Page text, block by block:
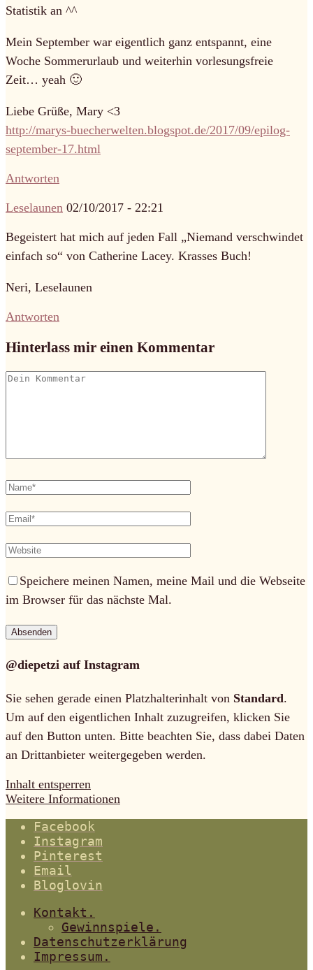
Statistik an ^^
Mein September war eigentlich ganz entspannt, eine
Woche Sommerurlaub und weiterhin vorlesungsfreie
Zeit… yeah 🙂
Liebe Grüße, Mary <3
http://marys-buecherwelten.blogspot.de/2017/09/epilog-
september-17.html
Antworten
Leselaunen 02/10/2017 - 22:21
Begeistert hat mich auf jeden Fall „Niemand verschwindet
einfach so“ von Catherine Lacey. Krasses Buch!
Neri, Leselaunen
Antworten
Hinterlass mir einen Kommentar
Speichere meinen Namen, meine Mail und die Webseite
im Browser für das nächste Mal.
@diepetzi auf Instagram
Sie sehen gerade einen Platzhalterinhalt von Standard.
Um auf den eigentlichen Inhalt zuzugreifen, klicken Sie
auf den Button unten. Bitte beachten Sie, dass dabei Daten
an Drittanbieter weitergegeben werden.
Inhalt entsperren
Weitere Informationen
Facebook
Instagram
Pinterest
Email
Bloglovin
Kontakt.
Gewinnspiele.
Datenschutzerklärung
Impressum.